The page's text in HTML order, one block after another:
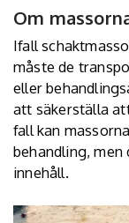
Om
Ifall
måste de
eller
att säkerställa
fall kan
behandling,
innehåll.